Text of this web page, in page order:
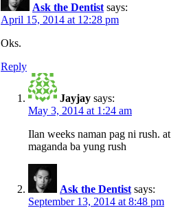
Ask the Dentist says:
April 15, 2014 at 12:28 pm
Oks.
Reply
Jayjay says:
May 3, 2014 at 1:24 am
Ilan weeks naman pag ni rush. at
maganda ba yung rush
Ask the Dentist says:
September 13, 2014 at 8:48 pm